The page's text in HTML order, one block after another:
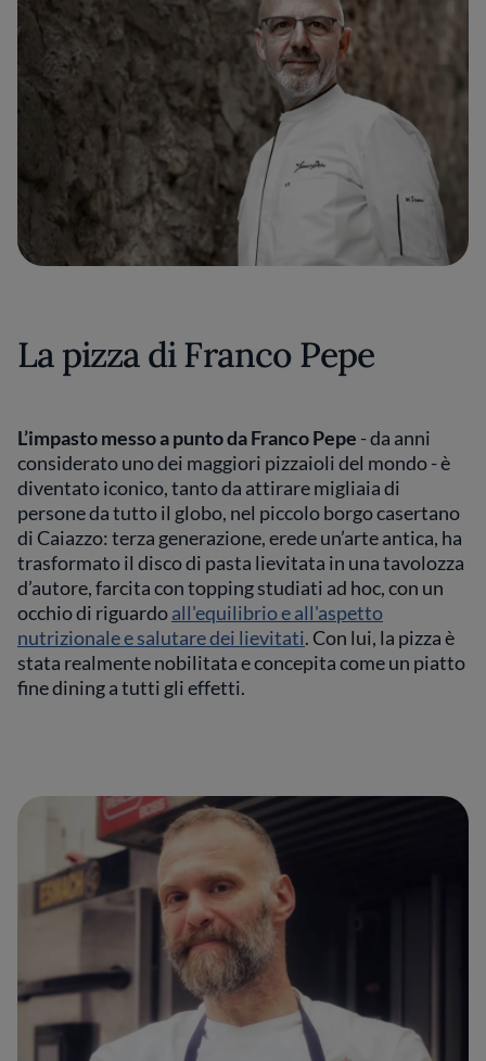
La pizza di Franco Pepe
L’impasto messo a punto da Franco Pepe - da anni
considerato uno dei maggiori pizzaioli del mondo - è
diventato iconico, tanto da attirare migliaia di
persone da tutto il globo, nel piccolo borgo casertano
di Caiazzo: terza generazione, erede un’arte antica, ha
trasformato il disco di pasta lievitata in una tavolozza
d’autore, farcita con topping studiati ad hoc, con un
occhio di riguardoall'equilibrio e all'aspetto
nutrizionale e salutare dei lievitati. Con lui, la pizza è
stata realmente nobilitata e concepita come un piatto
fine dining a tutti gli effetti.